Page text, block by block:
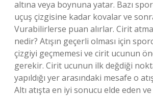
altına veya boynuna yatar. Bazı
uçuş çizgisine kadar kovalar ve
Vurabilirlerse puan alırlar. Cirit
nedir? Atışın geçerli olması için
çizgiyi geçmemesi ve cirit ucunun
gerekir. Cirit ucunun ilk değdiği
yapıldığı yer arasındaki mesafe o
Altı atışta en iyi sonucu elde eden